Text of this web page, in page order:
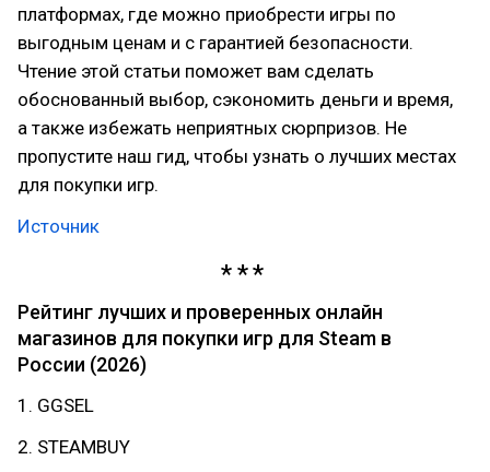
платформах, где можно приобрести игры по
выгодным ценам и с гарантией безопасности.
Чтение этой статьи поможет вам сделать
обоснованный выбор, сэкономить деньги и время,
а также избежать неприятных сюрпризов. Не
пропустите наш гид, чтобы узнать о лучших местах
для покупки игр.
Источник
Рейтинг лучших и проверенных онлайн
магазинов для покупки игр для Steam в
России (2026)
1. GGSEL
2. STEAMBUY